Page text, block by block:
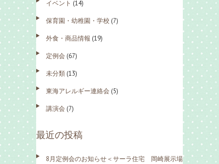
イベント (14)
保育園・幼稚園・学校 (7)
外食・商品情報 (19)
定例会 (67)
未分類 (13)
東海アレルギー連絡会 (5)
講演会 (7)
最近の投稿
8月定例会のお知らせ＜サーラ住宅 岡崎展示場